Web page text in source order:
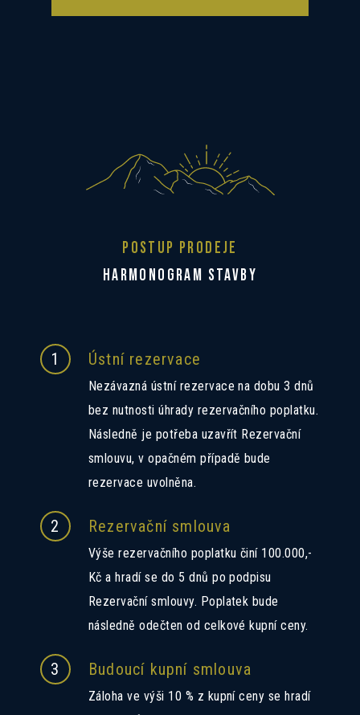
POSTUP PRODEJE
HARMONOGRAM STAVBY
1 Ústní rezervace
Nezávazná ústní rezervace na dobu 3 dnů
bez nutnosti úhrady rezervačního poplatku.
Následně je potřeba uzavřít Rezervační
smlouvu, v opačném případě bude
rezervace uvolněna.
2 Rezervační smlouva
Výše rezervačního poplatku činí 100.000,-
Kč a hradí se do 5 dnů po podpisu
Rezervační smlouvy. Poplatek bude
následně odečten od celkové kupní ceny.
3 Budoucí kupní smlouva
Záloha ve výši 10 % z kupní ceny se hradí